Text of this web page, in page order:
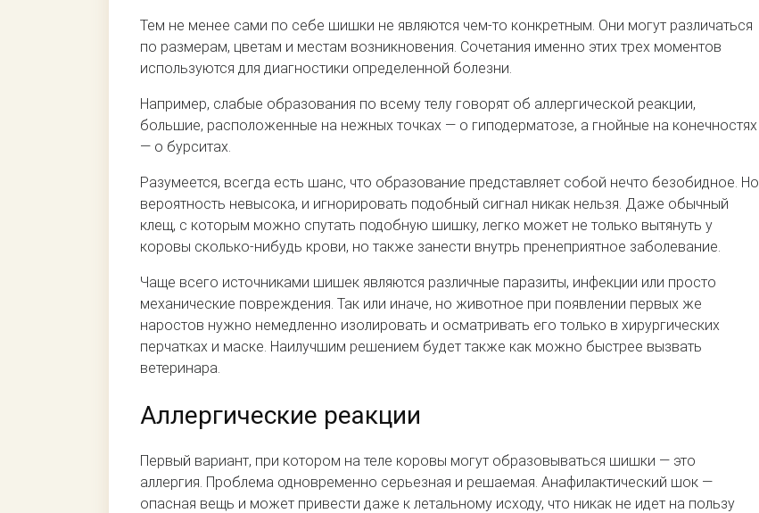
Тем не менее сами по себе шишки не являются чем-то конкретным. Они могут различаться
по размерам, цветам и местам возникновения. Сочетания именно этих трех моментов
используются для диагностики определенной болезни.
Например, слабые образования по всему телу говорят об аллергической реакции,
большие, расположенные на нежных точках — о гиподерматозе, а гнойные на конечностях
— о бурситах.
Разумеется, всегда есть шанс, что образование представляет собой нечто безобидное. Но
вероятность невысока, и игнорировать подобный сигнал никак нельзя. Даже обычный
клещ, с которым можно спутать подобную шишку, легко может не только вытянуть у
коровы сколько-нибудь крови, но также занести внутрь пренеприятное заболевание.
Чаще всего источниками шишек являются различные паразиты, инфекции или просто
механические повреждения. Так или иначе, но животное при появлении первых же
наростов нужно немедленно изолировать и осматривать его только в хирургических
перчатках и маске. Наилучшим решением будет также как можно быстрее вызвать
ветеринара.
Аллергические реакции
Первый вариант, при котором на теле коровы могут образовываться шишки — это
аллергия. Проблема одновременно серьезная и решаемая. Анафилактический шок —
опасная вещь и может привести даже к летальному исходу, что никак не идет на пользу